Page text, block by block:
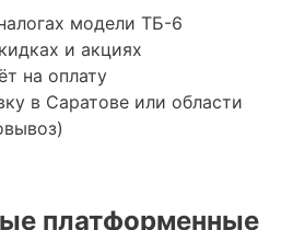
модели ТБ-6
и акциях
на оплату
в Саратове или области
платформенные